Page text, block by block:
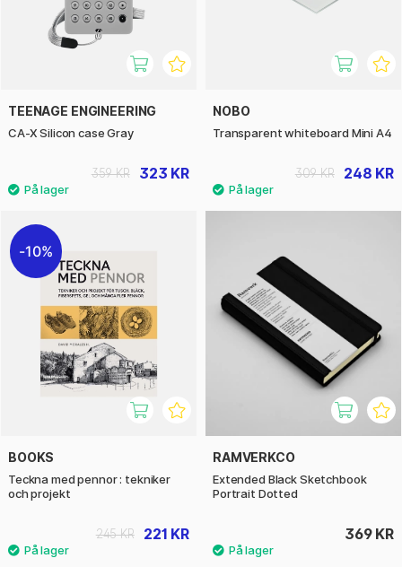
TEENAGE ENGINEERING
CA-X Silicon case Gray
323 KR
359 KR
NOBO
Transparent whiteboard Mini A4
248 KR
309 KR
10%
BOOKS
Teckna med pennor : tekniker
och projekt
221 KR
245 KR
RAMVERKCO
Extended Black Sketchbook
Portrait Dotted
369 KR